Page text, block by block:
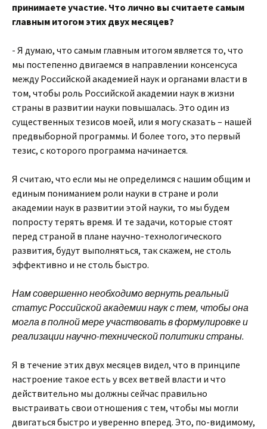
принимаете участие. Что лично вы считаете самым
главным итогом этих двух месяцев?
- Я думаю, что самым главным итогом является то, что
мы постепенно двигаемся в направлении консенсуса
между Российской академией наук и органами власти в
том, чтобы роль Российской академии наук в жизни
страны в развитии науки повышалась. Это один из
существенных тезисов моей, или я могу сказать – нашей
предвыборной программы. И более того, это первый
тезис, с которого программа начинается.
Я считаю, что если мы не определимся с нашим общим и
единым пониманием роли науки в стране и роли
академии наук в развитии этой науки, то мы будем
попросту терять время. И те задачи, которые стоят
перед страной в плане научно-технологического
развития, будут выполняться, так скажем, не столь
эффективно и не столь быстро.
Нам совершенно необходимо вернуть реальный
статус Российской академии наук с тем, чтобы она
могла в полной мере участвовать в формулировке и
реализации научно-технической политики страны.
Я в течение этих двух месяцев видел, что в принципе
настроение такое есть у всех ветвей власти и что
действительно мы должны сейчас правильно
выстраивать свои отношения с тем, чтобы мы могли
двигаться быстро и уверенно вперед. Это, по-видимому,